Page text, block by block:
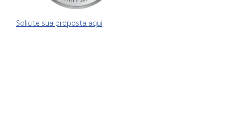
Solicite sua proposta aqui